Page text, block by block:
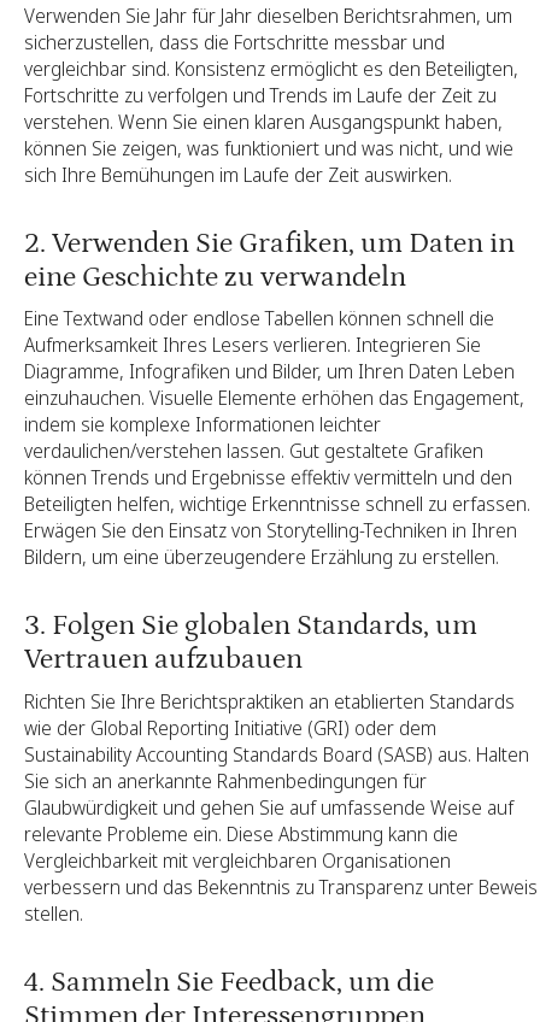
Verwenden Sie Jahr für Jahr dieselben Berichtsrahmen, um
sicherzustellen, dass die Fortschritte messbar und
vergleichbar sind. Konsistenz ermöglicht es den Beteiligten,
Fortschritte zu verfolgen und Trends im Laufe der Zeit zu
verstehen. Wenn Sie einen klaren Ausgangspunkt haben,
können Sie zeigen, was funktioniert und was nicht, und wie
sich Ihre Bemühungen im Laufe der Zeit auswirken.
2. Verwenden Sie Grafiken, um Daten in
eine Geschichte zu verwandeln
Eine Textwand oder endlose Tabellen können schnell die
Aufmerksamkeit Ihres Lesers verlieren. Integrieren Sie
Diagramme, Infografiken und Bilder, um Ihren Daten Leben
einzuhauchen. Visuelle Elemente erhöhen das Engagement,
indem sie komplexe Informationen leichter
verdaulichen/verstehen lassen. Gut gestaltete Grafiken
können Trends und Ergebnisse effektiv vermitteln und den
Beteiligten helfen, wichtige Erkenntnisse schnell zu erfassen.
Erwägen Sie den Einsatz von Storytelling-Techniken in Ihren
Bildern, um eine überzeugendere Erzählung zu erstellen.
3. Folgen Sie globalen Standards, um
Vertrauen aufzubauen
Richten Sie Ihre Berichtspraktiken an etablierten Standards
wie der Global Reporting Initiative (GRI) oder dem
Sustainability Accounting Standards Board (SASB) aus. Halten
Sie sich an anerkannte Rahmenbedingungen für
Glaubwürdigkeit und gehen Sie auf umfassende Weise auf
relevante Probleme ein. Diese Abstimmung kann die
Vergleichbarkeit mit vergleichbaren Organisationen
verbessern und das Bekenntnis zu Transparenz unter Beweis
stellen.
4. Sammeln Sie Feedback, um die
Stimmen der Interessengruppen